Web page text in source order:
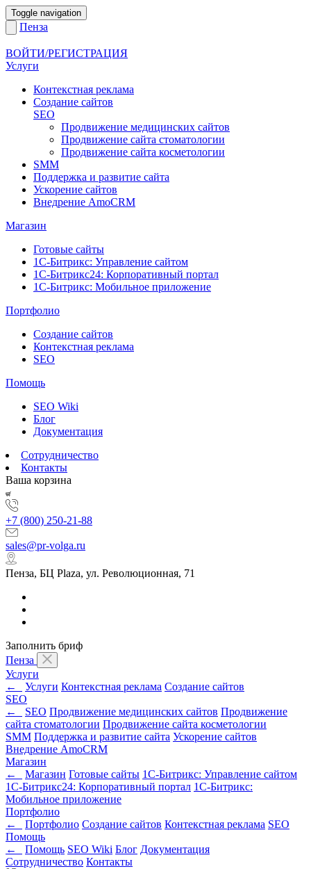
Toggle navigation
Пенза
ВОЙТИ/РЕГИСТРАЦИЯ
Услуги
Контекстная реклама
Создание сайтов
SEO
Продвижение медицинских сайтов
Продвижение сайта стоматологии
Продвижение сайта косметологии
SMM
Поддержка и развитие сайта
Ускорение сайтов
Внедрение AmoCRM
Магазин
Готовые сайты
1С-Битрикс: Управление сайтом
1С-Битрикс24: Корпоративный портал
1С-Битрикс: Мобильное приложение
Портфолио
Создание сайтов
Контекстная реклама
SEO
Помощь
SEO Wiki
Блог
Документация
Сотрудничество
Контакты
Ваша корзина
+7 (800) 250-21-88
sales@pr-volga.ru
Пенза, БЦ Plaza, ул. Революционная, 71
Заполнить бриф
Пенза
Услуги
←
Услуги Контекстная реклама Создание сайтов
SEO
←
SEO Продвижение медицинских сайтов Продвижение
сайта стоматологии Продвижение сайта косметологии
SMM Поддержка и развитие сайта Ускорение сайтов
Внедрение AmoCRM
Магазин
←
Магазин Готовые сайты 1С-Битрикс: Управление сайтом
1С-Битрикс24: Корпоративный портал 1С-Битрикс:
Мобильное приложение
Портфолио
←
Портфолио Создание сайтов Контекстная реклама SEO
Помощь
←
Помощь SEO Wiki Блог Документация
Сотрудничество Контакты